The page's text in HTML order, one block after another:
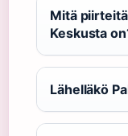
Mitä
Keskusta
Lähelläkö